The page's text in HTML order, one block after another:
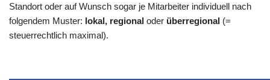
Standort oder auf Wunsch sogar je Mitarbeiter individuell nach
folgendem Muster: lokal, regional oder überregional (=
steuerrechtlich maximal).